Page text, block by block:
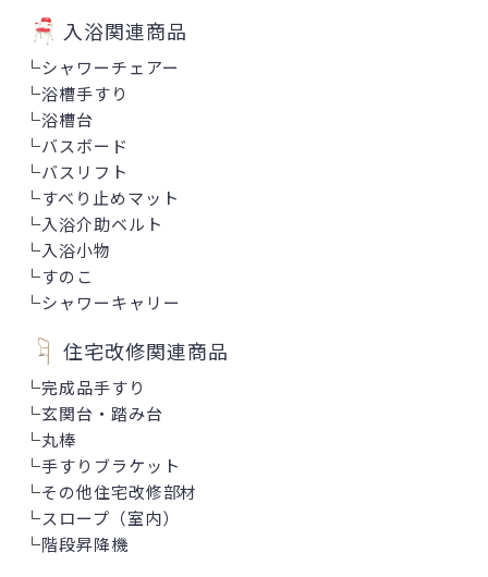
入浴関連商品
└シャワーチェアー
└浴槽手すり
└浴槽台
└バスボード
└バスリフト
└すべり止めマット
└入浴介助ベルト
└入浴小物
└すのこ
└シャワーキャリー
住宅改修関連商品
└完成品手すり
└玄関台・踏み台
└丸棒
└手すりブラケット
└その他住宅改修部材
└スロープ（室内）
└階段昇降機